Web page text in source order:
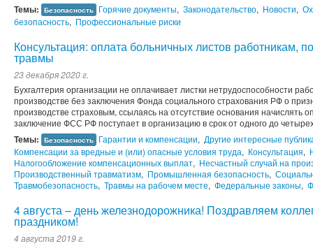
Темы: Безопасность Горячие документы, Законодательство, Новости,
безопасность, Профессиональные риски
Консультация: оплата больничных листов работникам,
травмы
23 декабря 2020 г.
Бухгалтерия организации не оплачивает листки нетрудоспособности
производстве без заключения Фонда социального страхования РФ о
производстве страховым, ссылаясь на отсутствие основания начислять
заключение ФСС РФ поступает в организацию в срок от одного до
Темы: Безопасность Гарантии и компенсации, Другие интересные
Компенсации за вредные и (или) опасные условия труда, Консультация,
Налогообложение компенсационных выплат, Несчастный случай на
Производственный травматизм, Промышленная безопасность,
Травмобезопасность, Травмы на рабочем месте, Федеральные законы,
4 августа – день железнодорожника! Поздравляем
праздником!
4 августа 2019 г.